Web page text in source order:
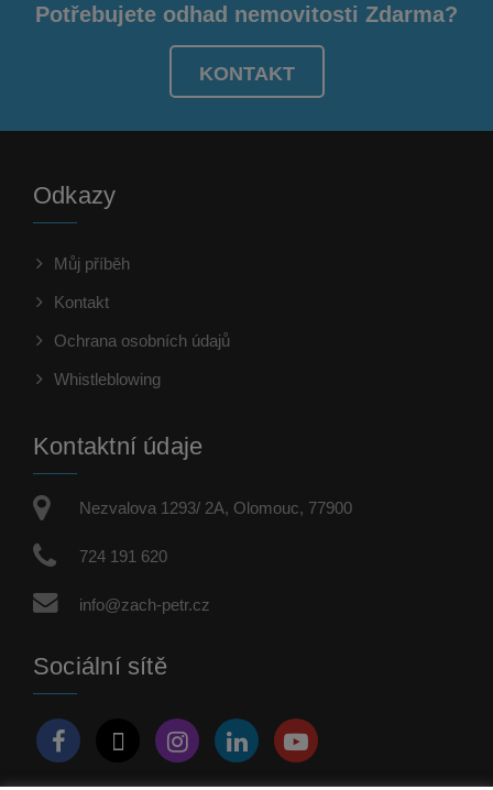
Potřebujete odhad nemovitosti Zdarma?
KONTAKT
Odkazy
Můj příběh
Kontakt
Ochrana osobních údajů
Whistleblowing
Kontaktní údaje
Nezvalova 1293/ 2A, Olomouc, 77900
724 191 620
info@zach-petr.cz
Sociální sítě